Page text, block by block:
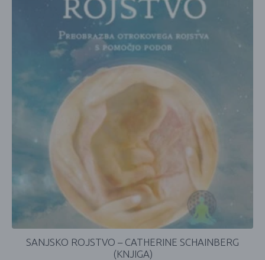
SANJSKO ROJSTVO – CATHERINE SCHAINBERG
(KNJIGA)